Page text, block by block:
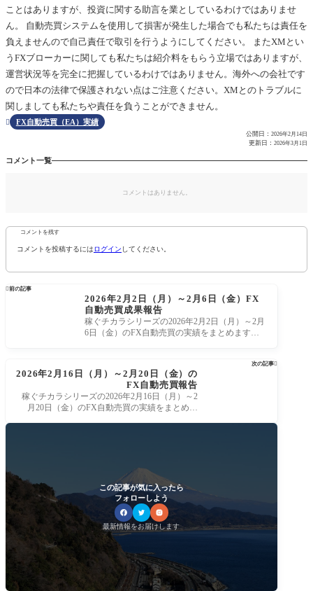
ことはありますが、投資に関する助言を業としているわけではありませ
ん。 自動売買システムを使用して損害が発生した場合でも私たちは責任を
負えませんので自己責任で取引を行うようにしてください。 またXMとい
うFXブローカーに関しても私たちは紹介料をもらう立場ではありますが、
運営状況等を完全に把握しているわけではありません。海外への会社です
ので日本の法律で保護されない点はご注意ください。XMとのトラブルに
関しましても私たちや責任を負うことができません。
 FX自動売買（EA）実績
公開日： 2026年2月14日
更新日： 2026年3月1日
コメント一覧
コメントはありません。
コメントを残す
コメントを投稿するには ログイン してください。
前の記事
2026年2月2日（月）～2月6日（金）FX
自動売買成果報告
稼ぐチカラシリーズの2026年2月2日（月）～2月
6日（金）のFX自動売買の実績をまとめます。
次の記事
2026年2月16日（月）～2月20日（金）の
FX自動売買報告
稼ぐチカラシリーズの2026年2月16日（月）～2
月20日（金）のFX自動売買の実績をまとめま
この記事が気に入ったら
フォローしよう
最新情報をお届けします